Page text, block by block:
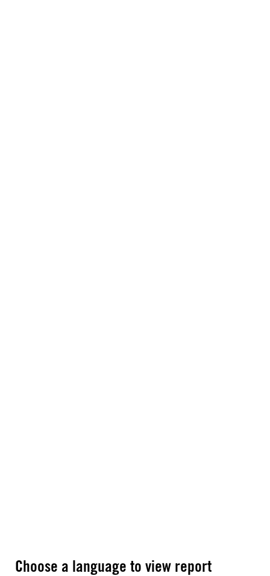
Choose a language to view report